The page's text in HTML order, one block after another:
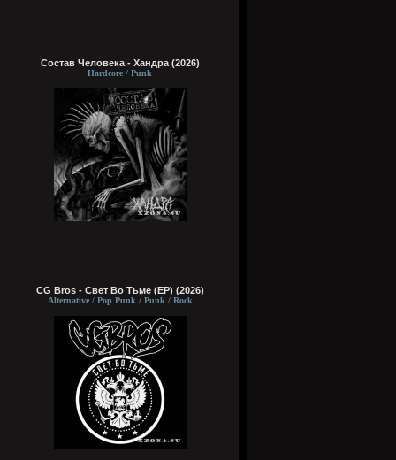
Состав Человека - Хандра (2026)
Hardcore / Punk
CG Bros - Свет Во Тьме (EP) (2026)
Alternative / Pop Punk / Punk / Rock